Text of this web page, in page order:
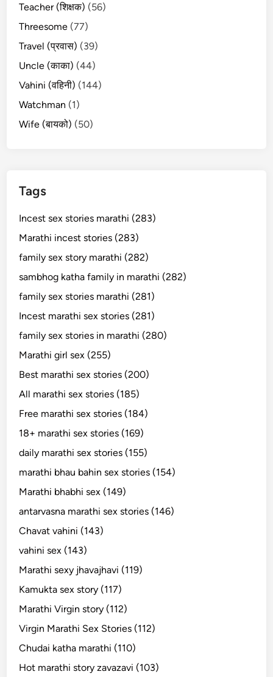
Teacher (शिक्षक) (56)
Threesome (77)
Travel (प्रवास) (39)
Uncle (काका) (44)
Vahini (वहिनी) (144)
Watchman (1)
Wife (बायको) (50)
Tags
Incest sex stories marathi (283)
Marathi incest stories (283)
family sex story marathi (282)
sambhog katha family in marathi (282)
family sex stories marathi (281)
Incest marathi sex stories (281)
family sex stories in marathi (280)
Marathi girl sex (255)
Best marathi sex stories (200)
All marathi sex stories (185)
Free marathi sex stories (184)
18+ marathi sex stories (169)
daily marathi sex stories (155)
marathi bhau bahin sex stories (154)
Marathi bhabhi sex (149)
antarvasna marathi sex stories (146)
Chavat vahini (143)
vahini sex (143)
Marathi sexy jhavajhavi (119)
Kamukta sex story (117)
Marathi Virgin story (112)
Virgin Marathi Sex Stories (112)
Chudai katha marathi (110)
Hot marathi story zavazavi (103)